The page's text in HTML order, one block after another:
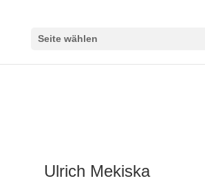
Seite wählen
Ulrich Mekiska